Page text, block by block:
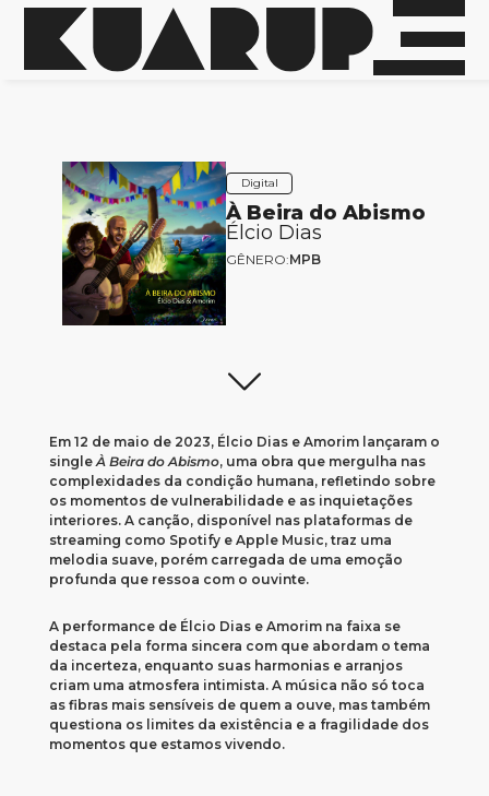
Digital
À Beira do Abismo
Élcio Dias
GÊNERO:MPB
Em 12 de maio de 2023, Élcio Dias e Amorim lançaram o
singleÀ Beira do Abismo, uma obra que mergulha nas
complexidades da condição humana, refletindo sobre
os momentos de vulnerabilidade e as inquietações
interiores. A canção, disponível nas plataformas de
streaming como Spotify e Apple Music, traz uma
melodia suave, porém carregada de uma emoção
profunda que ressoa com o ouvinte.
A performance de Élcio Dias e Amorim na faixa se
destaca pela forma sincera com que abordam o tema
da incerteza, enquanto suas harmonias e arranjos
criam uma atmosfera intimista. A música não só toca
as fibras mais sensíveis de quem a ouve, mas também
questiona os limites da existência e a fragilidade dos
momentos que estamos vivendo.